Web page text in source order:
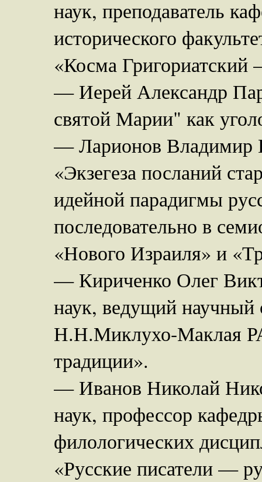
наук, преподаватель
исторического
«Косма
— Иерей Александр
святой Марии" как
— Ларионов Владимир
«Экзегеза посланий
идейной парадигмы
последовательно в
«Нового Израиля» и
— Кириченко Олег
наук, ведущий
Н.Н.Миклухо-Маклая
традиции».
— Иванов Николай
наук, профессор
филологических
«Русские писатели —